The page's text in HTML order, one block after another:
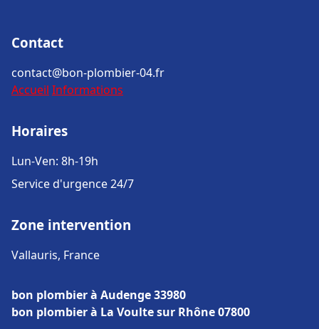
Contact
contact@bon-plombier-04.fr
Accueil Informations
Horaires
Lun-Ven: 8h-19h
Service d'urgence 24/7
Zone intervention
Vallauris, France
bon plombier à Audenge 33980
bon plombier à La Voulte sur Rhône 07800